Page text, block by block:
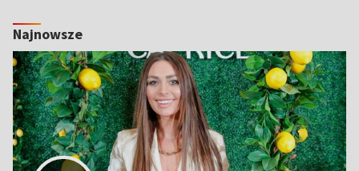
Najnowsze